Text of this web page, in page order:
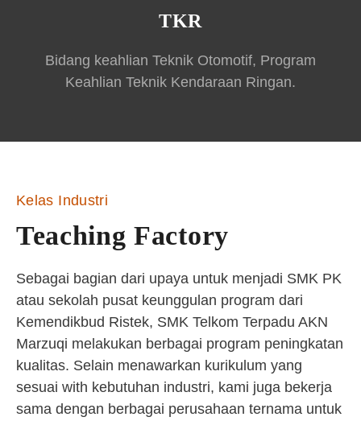
TKR
Bidang keahlian Teknik Otomotif, Program
Keahlian Teknik Kendaraan Ringan.
Kelas Industri
Teaching Factory
Sebagai bagian dari upaya untuk menjadi SMK PK
atau sekolah pusat keunggulan program dari
Kemendikbud Ristek, SMK Telkom Terpadu AKN
Marzuqi melakukan berbagai program peningkatan
kualitas. Selain menawarkan kurikulum yang
sesuai with kebutuhan industri, kami juga bekerja
sama dengan berbagai perusahaan ternama untuk